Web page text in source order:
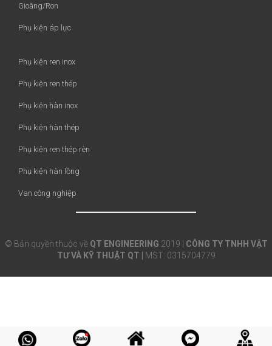
Gioăng/Ron
Phụ kiện áp lực
Phụ kiện ren inox
Phụ kiện ren thép
Phụ kiện hàn inox
Phụ kiện hàn thép
Phụ kiện ren thép rèn
Phụ kiện hàn lồng
Van công nghiệp
© Bản quyền thuộc về QT ENGINEERING 2019 | CÔNG TY TNHH VẬT
TƯ VÀ KỸ THUẬT QT |
MST: 0315704779